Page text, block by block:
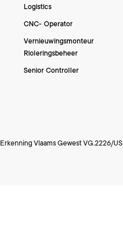
Logistics
CNC- Operator
Vernieuwingsmonteur
Rioleringsbeheer
Senior Controller
Erkenning Vlaams Gewest VG.2226/US